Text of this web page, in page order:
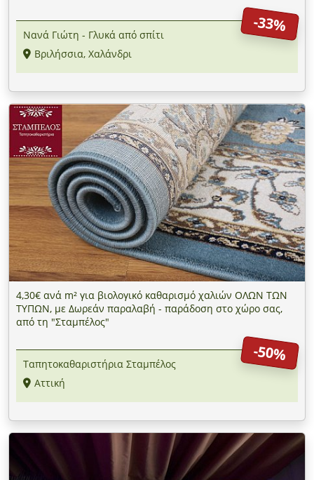
-33%
Νανά Γιώτη - Γλυκά από σπίτι
Βριλήσσια, Χαλάνδρι
4,30€ ανά m² για βιολογικό καθαρισμό χαλιών ΟΛΩΝ ΤΩΝ
ΤΥΠΩΝ, με Δωρεάν παραλαβή - παράδοση στο χώρο σας,
από τη "Σταμπέλος"
-50%
Ταπητοκαθαριστήρια Σταμπέλος
Αττική